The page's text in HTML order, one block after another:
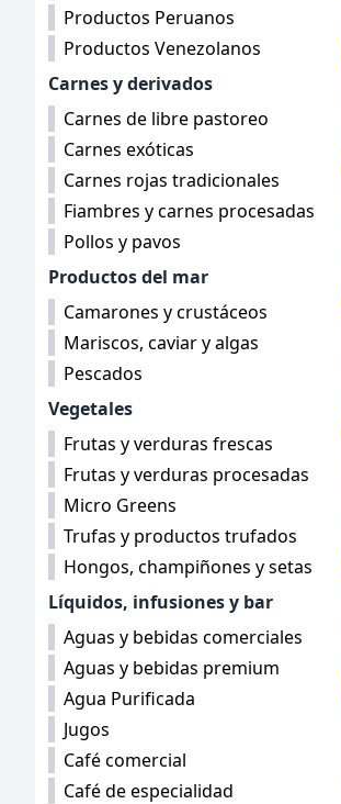
Productos Peruanos
Productos Venezolanos
Carnes y derivados
Carnes de libre pastoreo
Carnes exóticas
Carnes rojas tradicionales
Fiambres y carnes procesadas
Pollos y pavos
Productos del mar
Camarones y crustáceos
Mariscos, caviar y algas
Pescados
Vegetales
Frutas y verduras frescas
Frutas y verduras procesadas
Micro Greens
Trufas y productos trufados
Hongos, champiñones y setas
Líquidos, infusiones y bar
Aguas y bebidas comerciales
Aguas y bebidas premium
Agua Purificada
Jugos
Café comercial
Café de especialidad